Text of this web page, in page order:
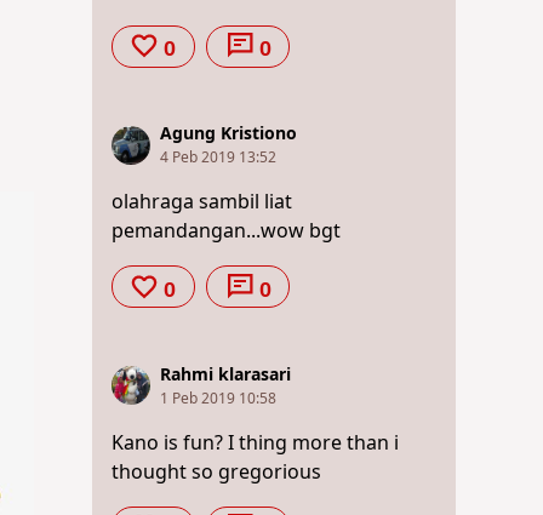
0 0
Agung Kristiono
4 Peb 2019 13:52
olahraga sambil liat
pemandangan...wow bgt
0 0
Rahmi klarasari
1 Peb 2019 10:58
Kano is fun? I thing more than i
thought so gregorious